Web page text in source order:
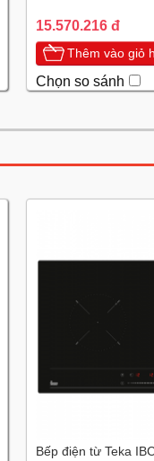
15.570.216 đ
Thêm vào giỏ
Chọn so sánh
Bếp điện từ Teka